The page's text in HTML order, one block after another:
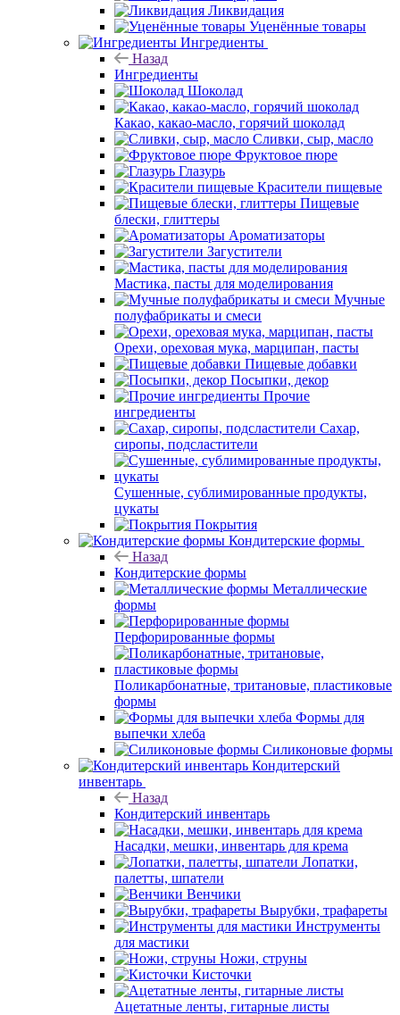
Ликвидация
Уценённые товары
Ингредиенты
Назад
Ингредиенты
Шоколад
Какао, какао-масло, горячий шоколад
Сливки, сыр, масло
Фруктовое пюре
Глазурь
Красители пищевые
Пищевые
блески, глиттеры
Ароматизаторы
Загустители
Мастика, пасты для моделирования
Мучные
полуфабрикаты и смеси
Орехи, ореховая мука, марципан, пасты
Пищевые добавки
Посыпки, декор
Прочие
ингредиенты
Сахар,
сиропы, подсластители
Сушенные, сублимированные продукты,
цукаты
Покрытия
Кондитерские формы
Назад
Кондитерские формы
Металлические
формы
Перфорированные формы
Поликарбонатные, тритановые, пластиковые
формы
Формы для
выпечки хлеба
Силиконовые формы
Кондитерский
инвентарь
Назад
Кондитерский инвентарь
Насадки, мешки, инвентарь для крема
Лопатки,
палетты, шпатели
Венчики
Вырубки, трафареты
Инструменты
для мастики
Ножи, струны
Кисточки
Ацетатные ленты, гитарные листы